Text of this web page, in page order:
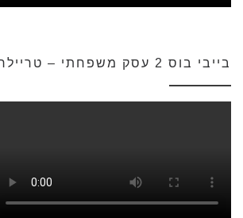
בייבי בוס 2 עסק משפחתי – טריילר רשמי מדובב